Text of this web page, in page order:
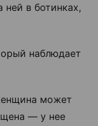
ней в ботинках,
наблюдает
может
— у нее